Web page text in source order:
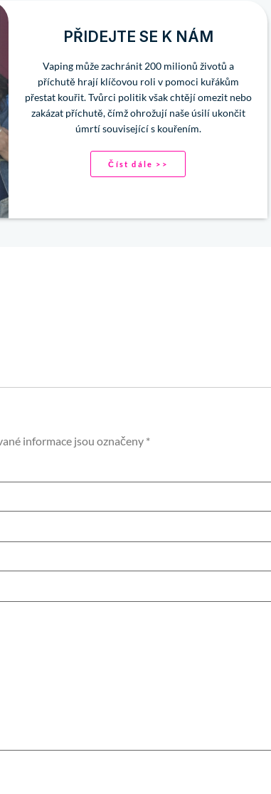
PŘIDEJTE SE K NÁM
Vaping může zachránit 200 milionů životů a
příchutě hrají klíčovou roli v pomoci kuřákům
přestat kouřit. Tvůrci politik však chtějí omezit nebo
zakázat příchutě, čímž ohrožují naše úsilí ukončit
úmrtí související s kouřením.
Číst dále >>
informace jsou označeny *